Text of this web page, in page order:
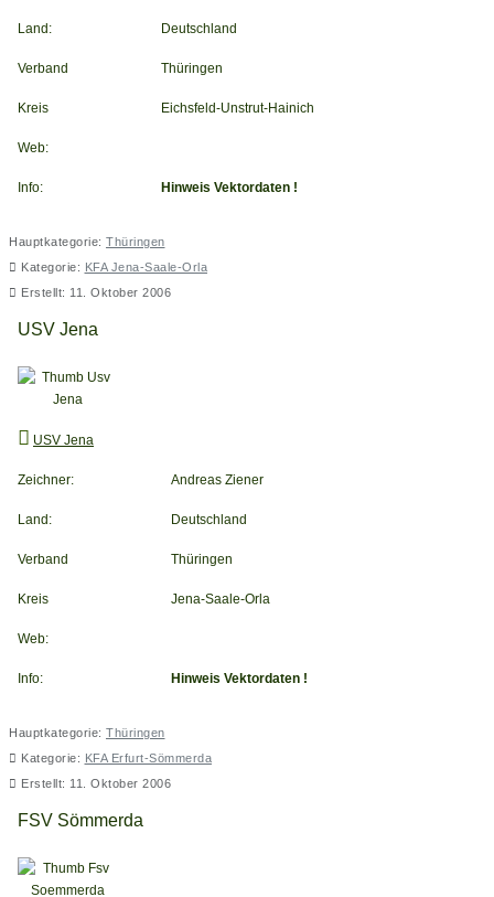
Land: Deutschland
Verband Thüringen
Kreis Eichsfeld-Unstrut-Hainich
Web:
Info: Hinweis Vektordaten !
Hauptkategorie: Thüringen
Kategorie: KFA Jena-Saale-Orla
Erstellt: 11. Oktober 2006
USV Jena
USV Jena
Zeichner: Andreas Ziener
Land: Deutschland
Verband Thüringen
Kreis Jena-Saale-Orla
Web:
Info: Hinweis Vektordaten !
Hauptkategorie: Thüringen
Kategorie: KFA Erfurt-Sömmerda
Erstellt: 11. Oktober 2006
FSV Sömmerda